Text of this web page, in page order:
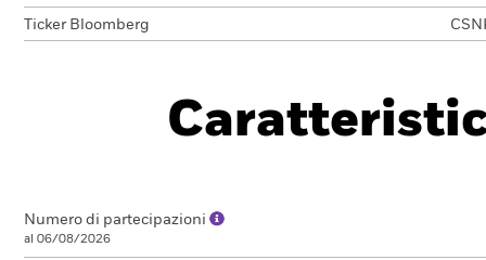
Ticker Bloomberg
Numero di partecipazioni
al 06/08/2026